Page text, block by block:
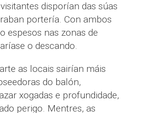
disporían das súas
portería. Con ambos
espesos nas zonas de
o descando.
as locais sairían máis
do balón,
xogadas e profundidade,
perigo. Mentres, as